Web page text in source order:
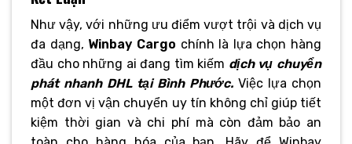
Như vậy, với những ưu điểm vượt trội và dịch vụ
đa dạng, Winbay Cargo chính là lựa chọn hàng
đầu cho những ai đang tìm kiếm dịch vụ chuyển
phát nhanh DHL tại Bình Phước. Việc lựa chọn
một đơn vị vận chuyển uy tín không chỉ giúp tiết
kiệm thời gian và chi phí mà còn đảm bảo an